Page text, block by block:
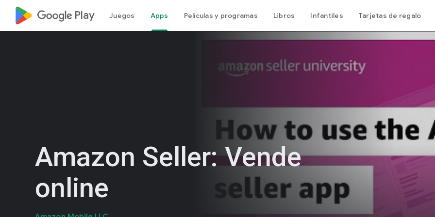
google_logo Play Juegos Apps Películas y programas Libros Infantiles Tarjetas de regalo
Amazon Seller: Vende
online